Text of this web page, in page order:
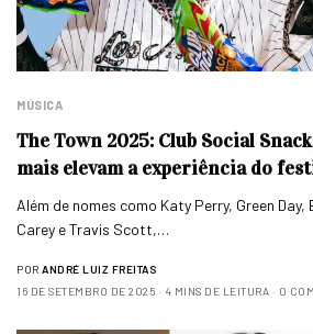
MÚSICA
The Town 2025: Club Social
mais elevam a experiência do
Além de nomes como Katy Perry, Green
Carey e Travis Scott,…
POR ANDRÉ LUIZ FREITAS
16 DE SETEMBRO DE 2025
4 MINS DE LEITURA 0